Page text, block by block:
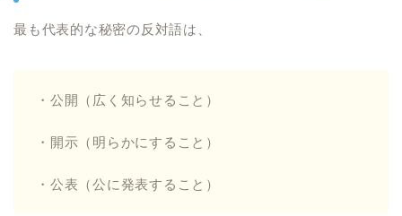
最も代表的な秘密の反対語は、
・公開（広く知らせること）
・開示（明らかにすること）
・公表（公に発表すること）